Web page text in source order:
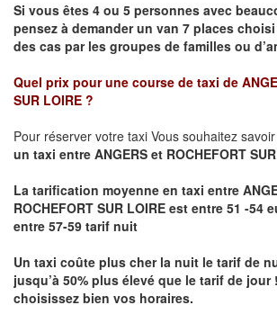
Si vous êtes 4 ou 5 personnes avec
pensez à demander un van 7 places
des cas par les groupes de familles ou
Quel prix pour une course de taxi de
SUR LOIRE ?
Pour réserver votre taxi Vous souhaitez savoir
un taxi entre ANGERS et ROCHEFORT
La tarification moyenne en taxi entre
ROCHEFORT SUR LOIRE est entre 51 -
entre 57-59 tarif nuit
Un taxi coûte plus cher la nuit le tarif de
jusqu’à 50% plus élevé que le tarif de
choisissez bien vos horaires.